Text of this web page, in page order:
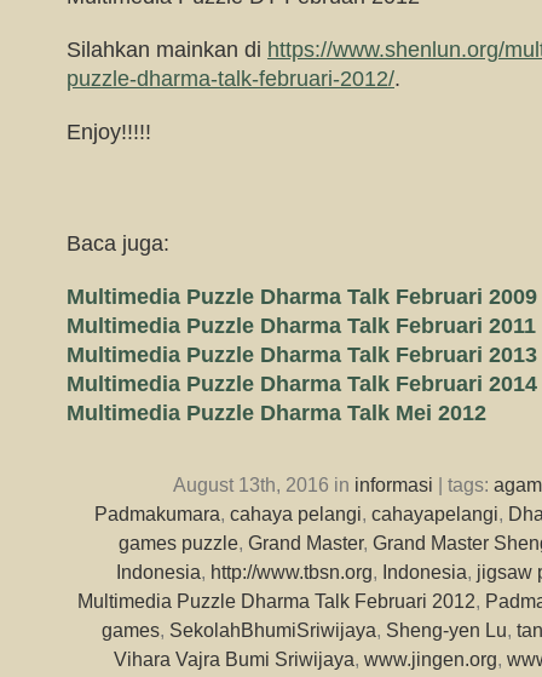
Silahkan mainkan di https://www.shenlun.org/
puzzle-dharma-talk-februari-2012/.
Enjoy!!!!!
Baca juga:
Multimedia Puzzle Dharma Talk Februari 2009
Multimedia Puzzle Dharma Talk Februari 2011
Multimedia Puzzle Dharma Talk Februari 2013
Multimedia Puzzle Dharma Talk Februari 2014
Multimedia Puzzle Dharma Talk Mei 2012
August 13th, 2016 in informasi | tags:
Padmakumara, cahaya pelangi, cahayapelangi,
games puzzle, Grand Master, Grand Master
Indonesia, http://www.tbsn.org, Indonesia, jigsaw
Multimedia Puzzle Dharma Talk Februari 2012,
games, SekolahBhumiSriwijaya, Sheng-yen Lu,
Vihara Vajra Bumi Sriwijaya, www.jingen.org,